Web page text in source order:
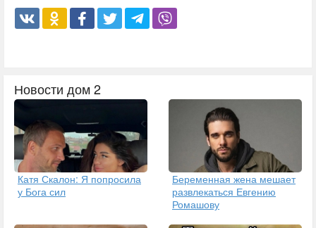
Новости дом 2
Катя Скалон: Я попросила
у Бога сил
Беременная жена мешает
развлекаться Евгению
Ромашову